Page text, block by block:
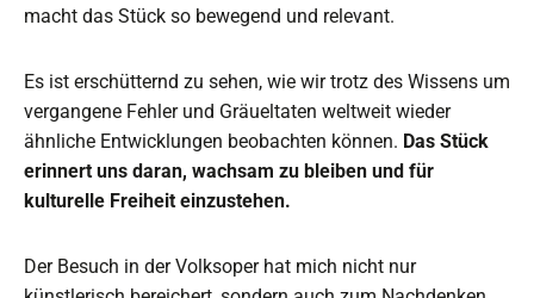
macht das Stück so bewegend und relevant.
Es ist erschütternd zu sehen, wie wir trotz des Wissens um
vergangene Fehler und Gräueltaten weltweit wieder
ähnliche Entwicklungen beobachten können. Das Stück
erinnert uns daran, wachsam zu bleiben und für
kulturelle Freiheit einzustehen.
Der Besuch in der Volksoper hat mich nicht nur